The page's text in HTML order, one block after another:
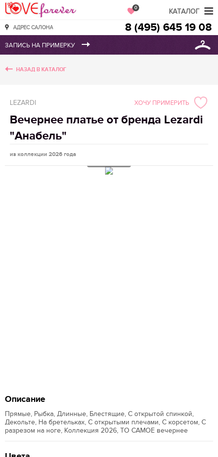
Love Forever
АДРЕС САЛОНА
0
8 (495) 645 19 08
НАЗАД В КАТАЛОГ
LEZARDI
Вечернее платье от бренда Lezardi
"Анабель"
из коллекции 2026 года
ХОЧУ ПРИМЕРИТЬ
Описание
Прямые, Рыбка, Длинные, Блестящие, С открытой спинкой,
Декольте, На бретельках, С открытыми плечами, С корсетом, С
разрезом на ноге, Коллекция 2026, ТО САМОЕ вечернее
КАТАЛОГ